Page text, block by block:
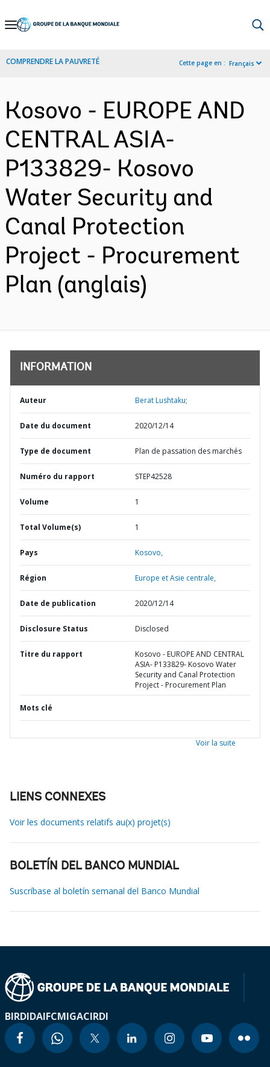
Skip
Navigation
COMPRENDRE LA PAUVRETÉ Cette page en : Français
Kosovo - EUROPE AND
CENTRAL ASIA-
P133829- Kosovo
Water Security and
Canal Protection
Project - Procurement
Plan (anglais)
INFORMATION
Auteur Berat Lushtaku;
Date du document 2020/12/14
Type de document Plan de passation des marchés
Numéro du rapport STEP42528
Volume 1
Total Volume(s) 1
Pays Kosovo,
Région Europe et Asie centrale,
Date de publication 2020/12/14
Disclosure Status Disclosed
Titre du rapport
Kosovo - EUROPE AND CENTRAL
ASIA- P133829- Kosovo Water
Security and Canal Protection
Project - Procurement Plan
Mots clé
Voir la suite
LIENS CONNEXES
Voir les documents relatifs au(x) projet(s)
BOLETÍN DEL BANCO MUNDIAL
Suscríbase al boletín semanal del Banco Mundial
BIRDIDAIFCMIGACIRDI